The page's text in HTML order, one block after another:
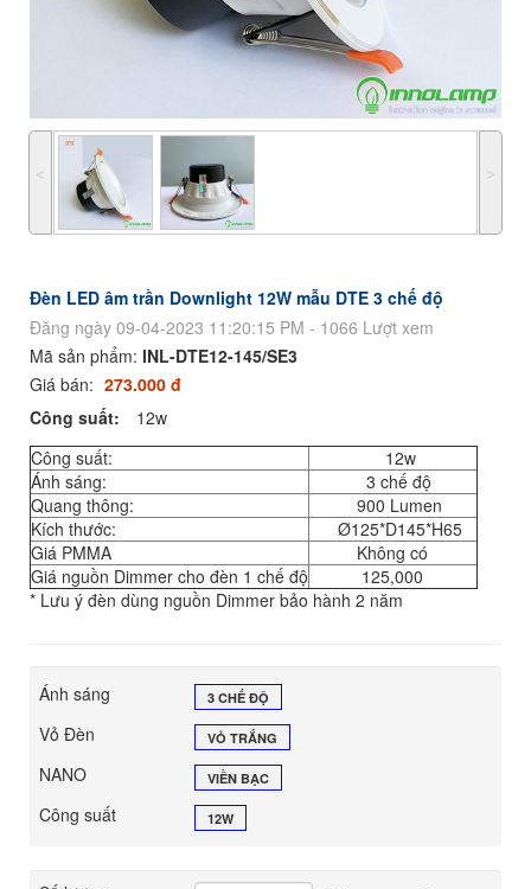
˂ ˃
Đèn LED âm trần Downlight 12W mẫu DTE 3 chế độ
Đăng ngày 09-04-2023 11:20:15 PM - 1066 Lượt xem
Mã sản phẩm: INL-DTE12-145/SE3
Giá bán: 273.000 đ
Công suất:
12w
Công suất:
12w
Ánh sáng:
3 chế độ
Quang thông:
900 Lumen
Kích thước:
Ø125*D145*H65
Giá PMMA
Không có
Giá nguồn Dimmer cho đèn 1 chế độ 125,000
* Lưu ý đèn dùng nguồn Dimmer bảo hành 2 năm
Ánh sáng 3 CHẾ ĐỘ
Vỏ Đèn VỎ TRẮNG
NANO VIỀN BẠC
Công suất 12W